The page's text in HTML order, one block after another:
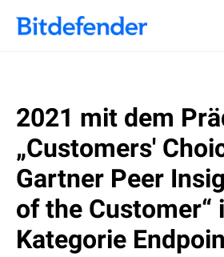
2021 mit dem
„Customers'
Gartner Peer
of the Customer“
Kategorie